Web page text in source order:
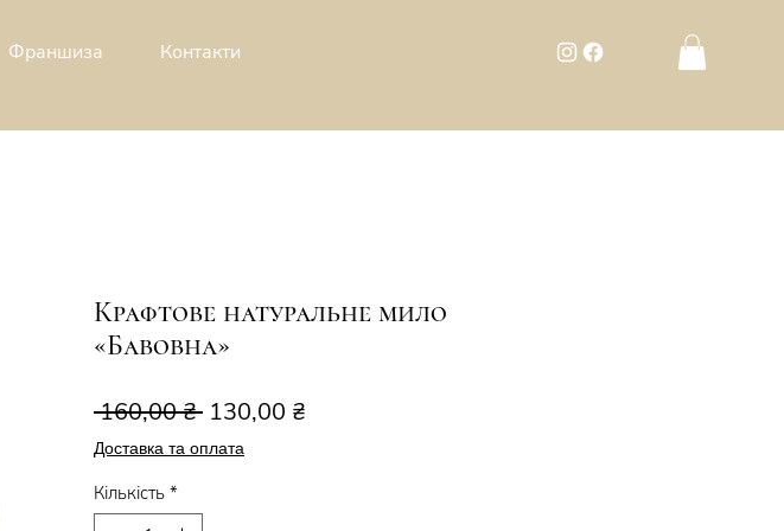
Франшиза Контакти
Крафтове натуральне мило
«Бавовна»
160,00 ₴ Звичайна
ціна
130,00 ₴
Доставка та оплата
Кількість *